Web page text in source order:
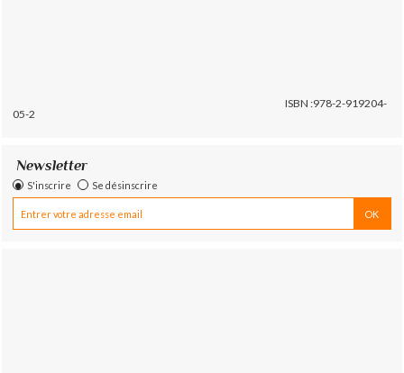
ISBN :978-2-919204-
05-2
Newsletter
S'inscrire Se désinscrire